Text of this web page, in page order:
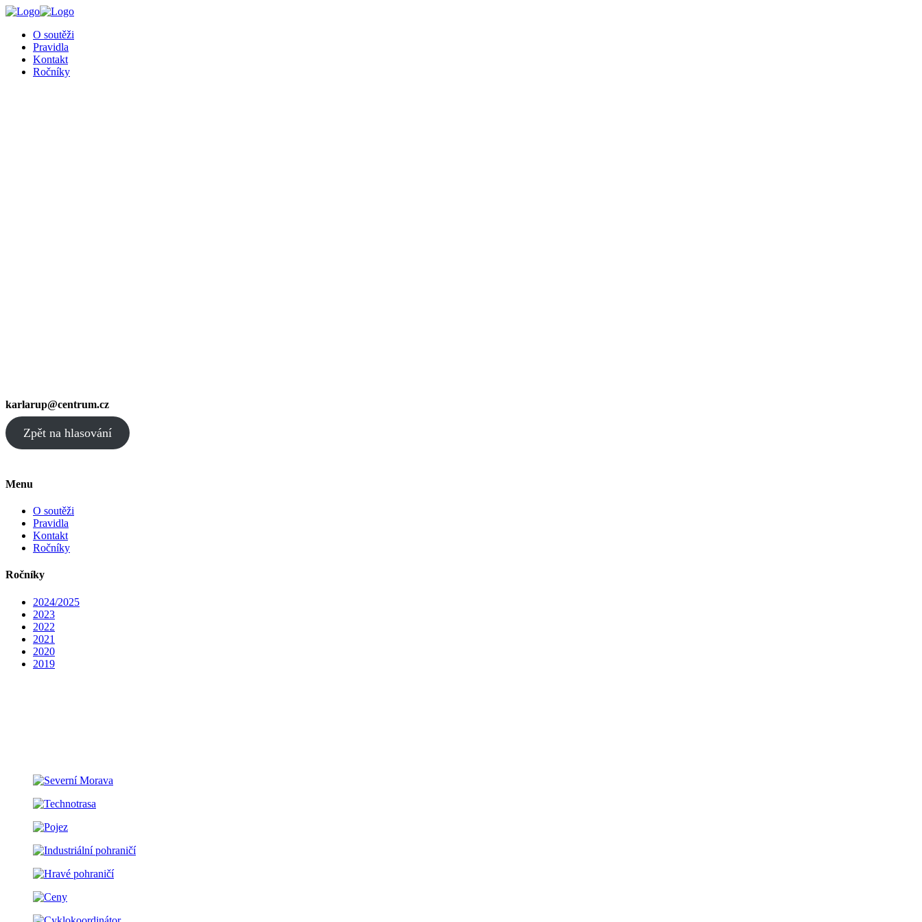
O soutěži
Pravidla
Kontakt
Ročníky
karlarup@centrum.cz
Zpět na hlasování
Menu
O soutěži
Pravidla
Kontakt
Ročníky
Ročníky
2024/2025
2023
2022
2021
2020
2019